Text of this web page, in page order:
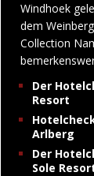
Windhoek
dem
Collection
Der
Resort
Arlberg
Der
Sole